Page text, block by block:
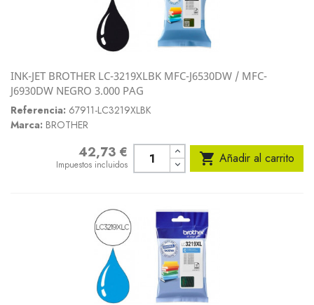
INK-JET BROTHER LC-3219XLBK MFC-J6530DW / MFC-
J6930DW NEGRO 3.000 PAG
Referencia: 67911-LC3219XLBK
Marca: BROTHER
Precio42,73 €
Impuestos incluidos  Añadir al carrito